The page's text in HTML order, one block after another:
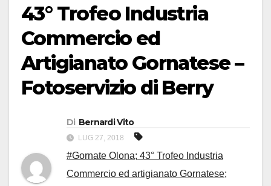
43° Trofeo Industria
Commercio ed
Artigianato Gornatese –
Fotoservizio di Berry
Di Bernardi Vito
LUG 27, 2018
#Gornate Olona; 43° Trofeo Industria
Commercio ed artigianato Gornatese;